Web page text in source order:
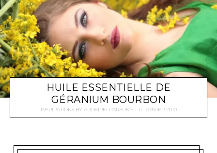
HUILE ESSENTIELLE DE
GÉRANIUM BOURBON
INSPIRATIONS BY ARCHIPELPARFUMS 11 JANVIER 2010